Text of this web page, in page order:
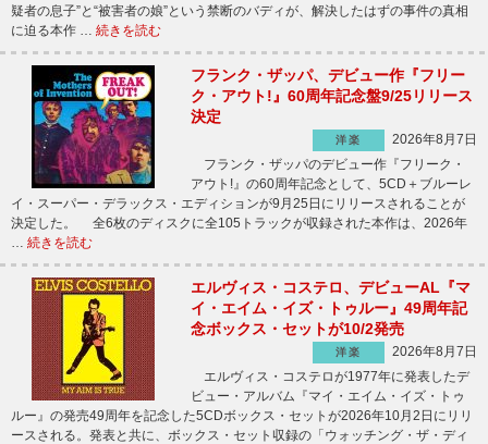
疑者の息子”と“被害者の娘”という禁断のバディが、解決したはずの事件の真相
に迫る本作 … 続きを読む
フランク・ザッパ、デビュー作『フリー
ク・アウト!』60周年記念盤9/25リリース
決定
洋楽
2026年8月7日
フランク・ザッパのデビュー作『フリーク・
アウト!』の60周年記念として、5CD＋ブルーレ
イ・スーパー・デラックス・エディションが9月25日にリリースされることが
決定した。 全6枚のディスクに全105トラックが収録された本作は、2026年
… 続きを読む
エルヴィス・コステロ、デビューAL『マ
イ・エイム・イズ・トゥルー』49周年記
念ボックス・セットが10/2発売
洋楽
2026年8月7日
エルヴィス・コステロが1977年に発表したデ
ビュー・アルバム『マイ・エイム・イズ・トゥ
ルー』の発売49周年を記念した5CDボックス・セットが2026年10月2日にリリ
ースされる。発表と共に、ボックス・セット収録の「ウォッチング・ザ・ディ